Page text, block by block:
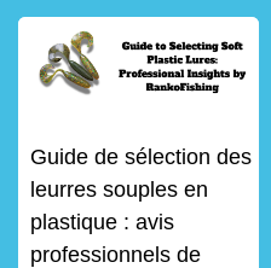
Guide de sélection des
leurres souples en
plastique : avis
professionnels de